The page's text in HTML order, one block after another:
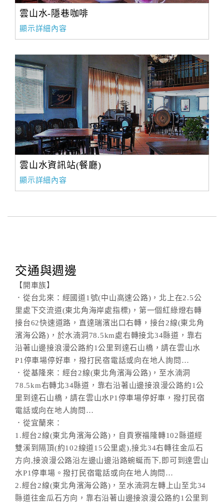
雲山水-隱巷咖啡
顯示詳細內容
雲山水資訊站(餐廳)
顯示詳細內容
交通與週邊
【開車族】
．從台北來：經國道1號(中山高速公路)，北上在2.5公
里處下交流道(東北角海岸處指標)，第一個紅綠燈右轉
接台62快速道路，直達瑞濱出口右轉，接台2線(東北角
濱海公路)，於水湳洞78.5km處右轉接北34縣道，靠右
沿著山邊接浪漫公路約1公里到達石山橋，請在雲山水
P1停車場停好車，撥打民宿電話或向在地人詢問…
．從基隆來：經台2線(東北角濱海公路)，至水湳洞
78.5km右轉北34縣道，靠右沿著山邊接浪漫公路約1公
里到達石山橋，請在雲山水P1停車場停好車，撥打民宿
電話或向在地人詢問…
．從宜蘭來：
1.經台2線(東北角濱海公路)，自貢寮福隆轉102縣道經
雙溪到隔頂(約102線道15公里處),接北34右轉往金瓜石
方向,接浪漫公路沿左邊山邊沿路蜿蜒而下,即可到達雲山
水P1停車場。撥打民宿電話或向在地人詢問…
2.經台2線(東北角濱海公路)，至水湳洞左轉上山至北34
縣道往金瓜石方向，靠右沿著山邊接浪漫公路約1公里到